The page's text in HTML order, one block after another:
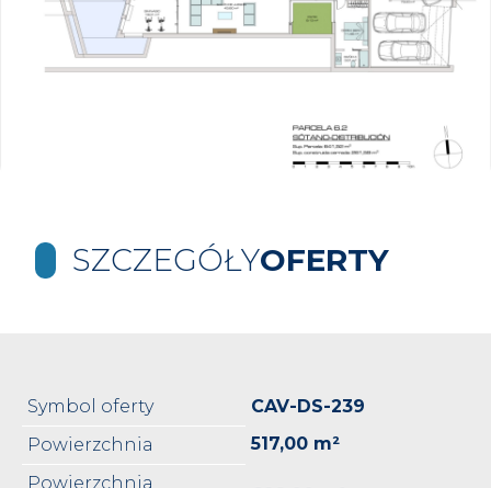
SZCZEGÓŁYOFERTY
Symbol oferty
CAV-DS-239
Powierzchnia
517,00 m²
Powierzchnia